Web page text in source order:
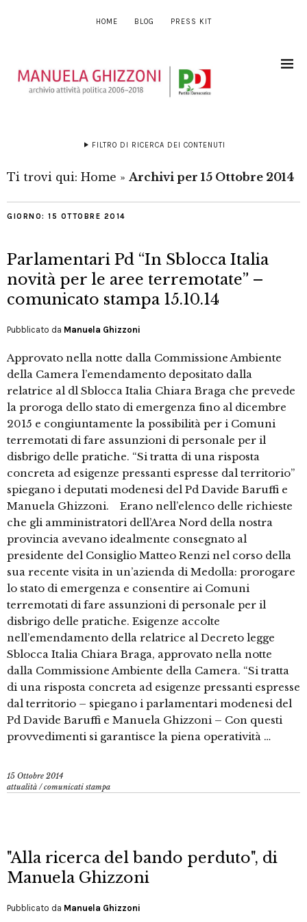
HOME BLOG PRESS KIT
FILTRO DI RICERCA DEI CONTENUTI
Ti trovi qui: Home » Archivi per 15 Ottobre 2014
GIORNO: 15 OTTOBRE 2014
Parlamentari Pd “In Sblocca Italia
novità per le aree terremotate” –
comunicato stampa 15.10.14
Pubblicato da Manuela Ghizzoni
Approvato nella notte dalla Commissione Ambiente
della Camera l’emendamento depositato dalla
relatrice al dl Sblocca Italia Chiara Braga che prevede
la proroga dello stato di emergenza fino al dicembre
2015 e congiuntamente la possibilità per i Comuni
terremotati di fare assunzioni di personale per il
disbrigo delle pratiche. “Si tratta di una risposta
concreta ad esigenze pressanti espresse dal territorio”
spiegano i deputati modenesi del Pd Davide Baruffi e
Manuela Ghizzoni. Erano nell’elenco delle richieste
che gli amministratori dell’Area Nord della nostra
provincia avevano idealmente consegnato al
presidente del Consiglio Matteo Renzi nel corso della
sua recente visita in un’azienda di Medolla: prorogare
lo stato di emergenza e consentire ai Comuni
terremotati di fare assunzioni di personale per il
disbrigo delle pratiche. Esigenze accolte
nell’emendamento della relatrice al Decreto legge
Sblocca Italia Chiara Braga, approvato nella notte
dalla Commissione Ambiente della Camera. “Si tratta
di una risposta concreta ad esigenze pressanti espresse
dal territorio – spiegano i parlamentari modenesi del
Pd Davide Baruffi e Manuela Ghizzoni – Con questi
provvedimenti si garantisce la piena operatività …
15 Ottobre 2014
attualità /comunicati stampa
"Alla ricerca del bando perduto", di
Manuela Ghizzoni
Pubblicato da Manuela Ghizzoni